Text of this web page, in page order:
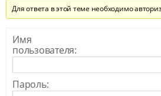
Для ответа в этой теме необходимо
Имя
пользователя:
Пароль: